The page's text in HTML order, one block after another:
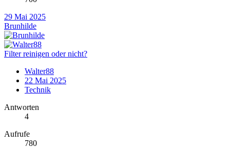
29 Mai 2025
Brunhilde
Filter reinigen oder nicht?
Walter88
22 Mai 2025
Technik
Antworten
4
Aufrufe
780